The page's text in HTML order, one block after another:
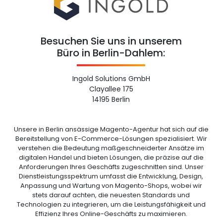
Besuchen Sie uns in unserem
Büro in Berlin-Dahlem:
Ingold Solutions GmbH
Clayallee 175
14195 Berlin
Unsere in Berlin ansässige Magento-Agentur hat sich auf die
Bereitstellung von E-Commerce-Lösungen spezialisiert. Wir
verstehen die Bedeutung maßgeschneiderter Ansätze im
digitalen Handel und bieten Lösungen, die präzise auf die
Anforderungen Ihres Geschäfts zugeschnitten sind. Unser
Dienstleistungsspektrum umfasst die Entwicklung, Design,
Anpassung und Wartung von Magento-Shops, wobei wir
stets darauf achten, die neuesten Standards und
Technologien zu integrieren, um die Leistungsfähigkeit und
Effizienz Ihres Online-Geschäfts zu maximieren.